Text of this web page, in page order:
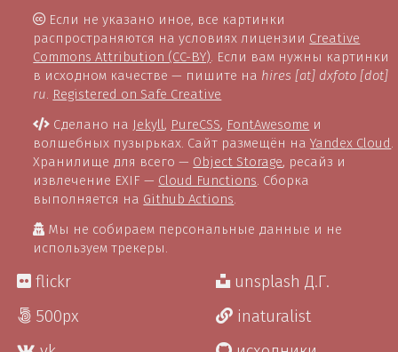
Если не указано иное, все картинки
распространяются на условиях лицензии Creative
Commons Attribution (CC-BY) . Если вам нужны картинки
в исходном качестве — пишите на hires [at] dxfoto [dot]
ru Registered on Safe Creative
Сделано на Jekyll, PureCSS, FontAwesome и
волшебных пузырьках. Сайт размещён наYandex Cloud
Хранилище для всего — Object Storage, ресайз и
извлечение EXIF — Cloud Functions . Сборка
выполняется на Github Actions
Мы не собираем персональные данные и не
используем трекеры.
flickr
500px
unsplash Д.Г.
inaturalist